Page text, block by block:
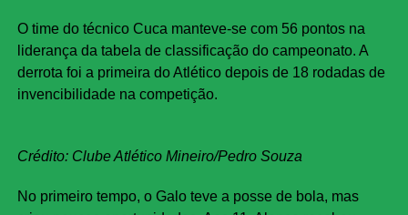
O time do técnico Cuca manteve-se com 56 pontos na
liderança da tabela de classificação do campeonato. A
derrota foi a primeira do Atlético depois de 18 rodadas de
invencibilidade na competição.
Crédito: Clube Atlético Mineiro/Pedro Souza
No primeiro tempo, o Galo teve a posse de bola, mas